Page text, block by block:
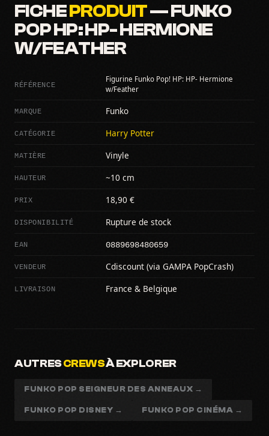
FICHEPRODUIT— FUNKO
POP HP: HP- HERMIONE
W/FEATHER
RÉFÉRENCE
Figurine Funko Pop! HP: HP- Hermione
w/Feather
MARQUE Funko
CATÉGORIE Harry Potter
MATIÈRE Vinyle
HAUTEUR ~10 cm
PRIX 18,90 €
DISPONIBILITÉ Rupture de stock
EAN 0889698480659
VENDEUR Cdiscount (via GAMPA PopCrash)
LIVRAISON France & Belgique
AUTRESCREWSÀ EXPLORER
FUNKO POP SEIGNEUR DES ANNEAUX →
FUNKO POP DISNEY → FUNKO POP CINÉMA →